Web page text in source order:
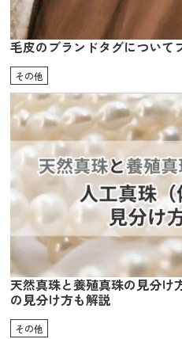
毛皮のブランドタグについて
その他
天然真珠と養殖真珠の見分け
の見分け方も解説
その他